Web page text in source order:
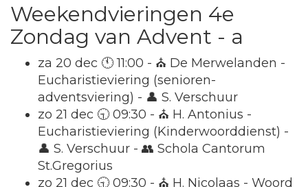
Weekendvieringen 4e
Zondag van Advent - a
za 20 dec 🕚 11:00 - ⛪ De Merwelanden -
Eucharistieviering (senioren-
adventsviering) - 👤 S. Verschuur
zo 21 dec 🕤 09:30 - ⛪ H. Antonius -
Eucharistieviering (Kinderwoorddienst) -
👤 S. Verschuur - 👥 Schola Cantorum
St.Gregorius
zo 21 dec 🕤 09:30 - ⛪ H. Nicolaas - Woord